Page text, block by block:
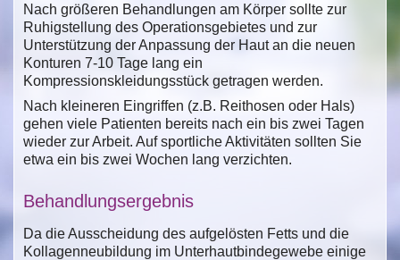
Nach größeren Behandlungen am Körper sollte zur
Ruhigstellung des Operationsgebietes und zur
Unterstützung der Anpassung der Haut an die neuen
Konturen 7-10 Tage lang ein
Kompressionskleidungsstück getragen werden.
Nach kleineren Eingriffen (z.B. Reithosen oder Hals)
gehen viele Patienten bereits nach ein bis zwei Tagen
wieder zur Arbeit. Auf sportliche Aktivitäten sollten Sie
etwa ein bis zwei Wochen lang verzichten.
Behandlungsergebnis
Da die Ausscheidung des aufgelösten Fetts und die
Kollagenneubildung im Unterhautbindegewebe einige